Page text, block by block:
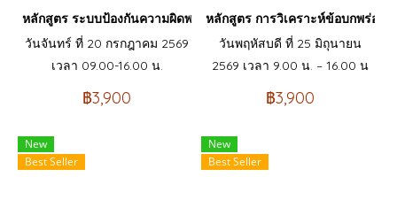
หลักสูตร ระบบป้องกันความผิดพลาด POKA YOKE
วันจันทร์ ที่ 20 กรกฎาคม 2569
เวลา 09.00-16.00 น.
฿3,900
หลักสูตร การวิเคราะห์ข้อบกพร่องแ
วันพฤหัสบดี ที่ 25 มิถุนายน
2569 เวลา 9.00 น. – 16.00 น
฿3,900
New
Best Seller
New
Best Seller